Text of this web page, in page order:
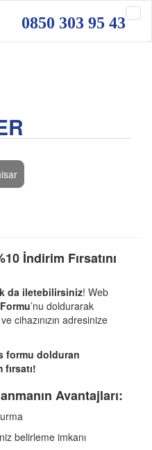
0850 303 95 43
İndirim Fırsatını
da iletebilirsiniz! Web
’nu doldurarak
cihazınızın adresinize
formu dolduran
Avantajları:
belirleme imkanı